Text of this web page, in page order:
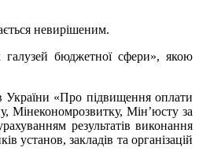
невирішеним.
галузей бюджетної сфери», якою
України «Про підвищення оплати
Мінекономрозвитку, Мін’юсту за
результатів виконання
установ, закладів та організацій